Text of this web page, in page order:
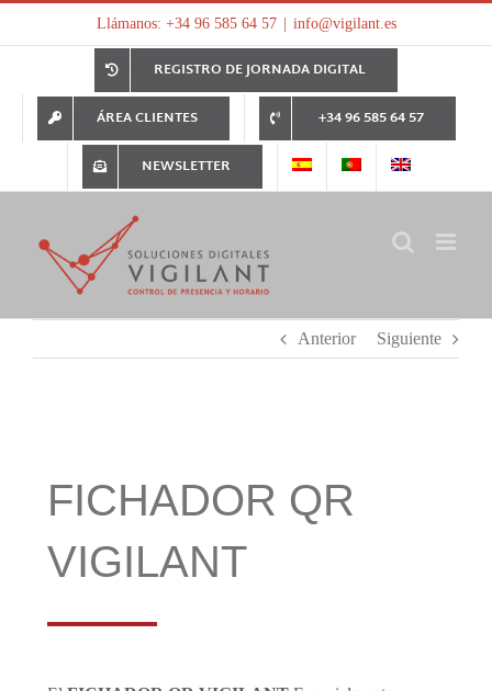
Llámanos: +34 96 585 64 57 info@vigilant.es
REGISTRO DE JORNADA DIGITAL
ÁREA CLIENTES
+34 96 585 64 57
NEWSLETTER
Anterior Siguiente
FICHADOR QR
VIGILANT